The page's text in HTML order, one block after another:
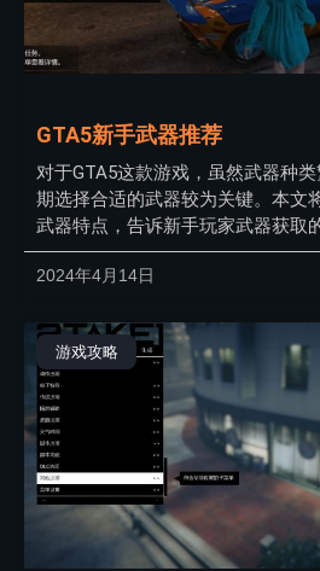
GTA5新手武器推荐
对于GTA5这款游戏，虽然武器种
期选择合适的武器较为关键。本文
武器特点，告诉新手玩家武器获取
2024年4月14日
游戏攻略